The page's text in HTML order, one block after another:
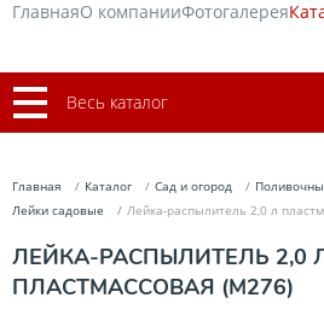
ГлавнаяО компанииФотогалерея
Весь каталог
Главная Каталог Сад и огород
Лейки садовые
Лейка-распылитель 2,0 л
ЛЕЙКА-РАСПЫЛИТЕЛЬ 2,0
ПЛАСТМАССОВАЯ (М276)